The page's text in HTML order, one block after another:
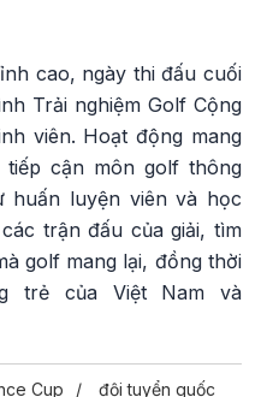
cao, ngày thi đấu cuối
Trải nghiệm Golf Cộng
viên. Hoạt động mang
cận môn golf thông
huấn luyện viên và học
trận đấu của giải, tìm
golf mang lại, đồng thời
trẻ của Việt Nam và
Cup
đội tuyển quốc